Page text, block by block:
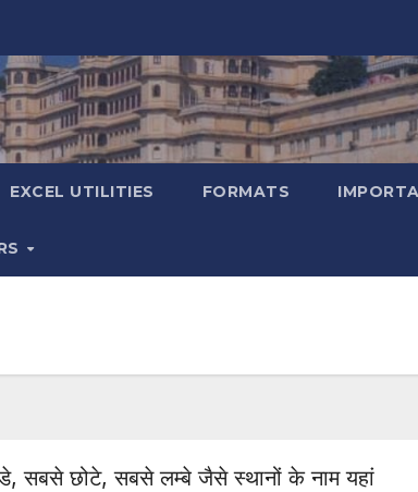
EXCEL UTILITIES FORMATS
बडे, सबसे छोटे, सबसे लम्बे जैसे स्थानों के नाम यहां